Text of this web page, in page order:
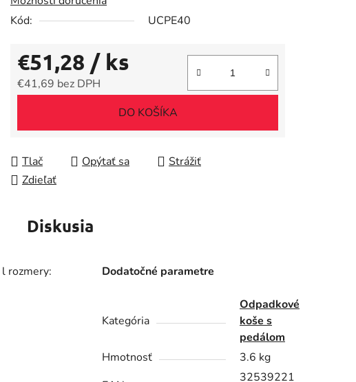
5
Kód:
UCPE40
€51,28 / ks
€41,69 bez DPH
DO KOŠÍKA
Tlač Opýtať sa
Strážiť
Zdieľať
Diskusia
rozmery:
Dodatočné parametre
Kategória
Odpadkové
koše s
pedálom
Hmotnosť
3.6 kg
32539221